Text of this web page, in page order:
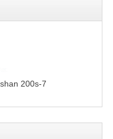
200s-7